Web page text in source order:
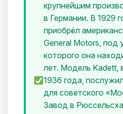
крупнейшим
в Германии. В 1929
приобрёл
General Motors, под
которого она
лет. Модель Kadett,
1936 года,
для советского
Завод в